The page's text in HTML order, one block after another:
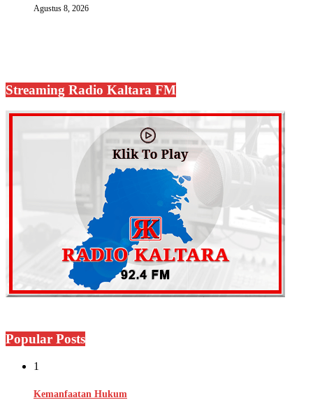
Agustus 8, 2026
Streaming Radio Kaltara FM
Popular Posts
1
Kemanfaatan Hukum